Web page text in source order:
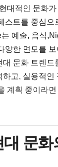
대적인 문화
스트를 중심으
예술, 음식
양한 면모를 보
문화 트렌드
고, 실용적인
계획 중이라
대 문